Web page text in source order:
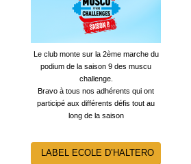
Le club monte sur la 2ème marche du
podium de la saison 9 des muscu
challenge.
Bravo à tous nos adhérents qui ont
participé aux différents défis tout au
long de la saison
LABEL ECOLE D’HALTERO